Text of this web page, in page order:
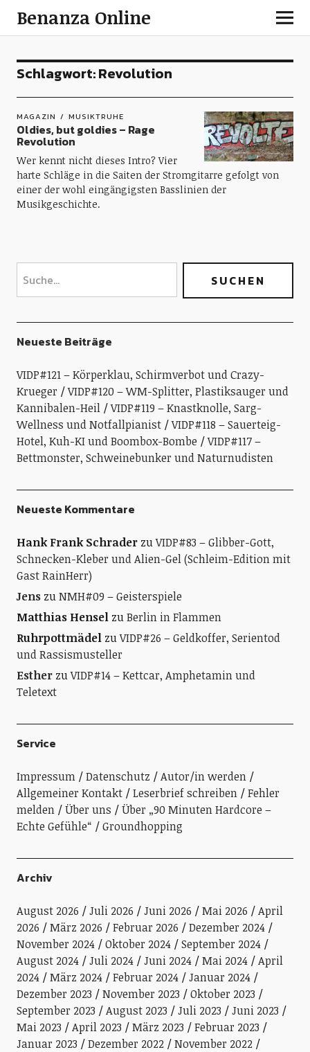
Benanza Online
Schlagwort:Revolution
MAGAZIN MUSIKTRUHE
Oldies, but goldies – Rage
Revolution
Wer kennt nicht dieses Intro? Vier
harte Schläge in die Saiten der Stromgitarre gefolgt von
einer der wohl eingängigsten Basslinien der
Musikgeschichte.
Neueste Beiträge
VIDP#121 – Körperklau, Schirmverbot und Crazy-
Krueger
VIDP#120 – WM-Splitter, Plastiksauger und
Kannibalen-Heil
VIDP#119 – Knastknolle, Sarg-
Wellness und Notfallpianist
VIDP#118 – Sauerteig-
Hotel, Kuh-KI und Boombox-Bombe
VIDP#117 –
Bettmonster, Schweinebunker und Naturnudisten
Neueste Kommentare
Hank Frank SchraderzuVIDP#83 – Glibber-Gott,
Schnecken-Kleber und Alien-Gel (Schleim-Edition mit
Gast RainHerr)
JenszuNMH#09 – Geisterspiele
Matthias HenselzuBerlin in Flammen
RuhrpottmädelzuVIDP#26 – Geldkoffer, Serientod
und Rassismusteller
EstherzuVIDP#14 – Kettcar, Amphetamin und
Teletext
Service
Impressum Datenschutz
Autor/in werden
Allgemeiner Kontakt
Leserbrief schreiben
Fehler
melden
Über uns
Über „90 Minuten Hardcore –
Echte Gefühle“
Groundhopping
Archiv
August 2026 Juli 2026 Juni 2026 Mai 2026
April
2026
März 2026 Februar 2026
Dezember 2024
November 2024
Oktober 2024
September 2024
August 2024
Juli 2024 Juni 2024 Mai 2024
April
2024
März 2024 Februar 2024
Januar 2024
Dezember 2023
November 2023
Oktober 2023
September 2023
August 2023 Juli 2023
Juni 2023
Mai 2023
April 2023 März 2023
Februar 2023
Januar 2023
Dezember 2022
November 2022